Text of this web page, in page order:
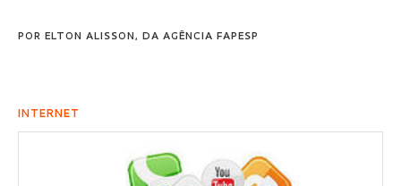
POR ELTON ALISSON, DA AGÊNCIA FAPESP
INTERNET